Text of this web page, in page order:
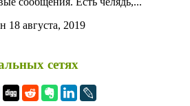
18 августа, 2019
сетях